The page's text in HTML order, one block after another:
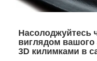
Насолоджуйтесь
виглядом вашого
3D килимками в